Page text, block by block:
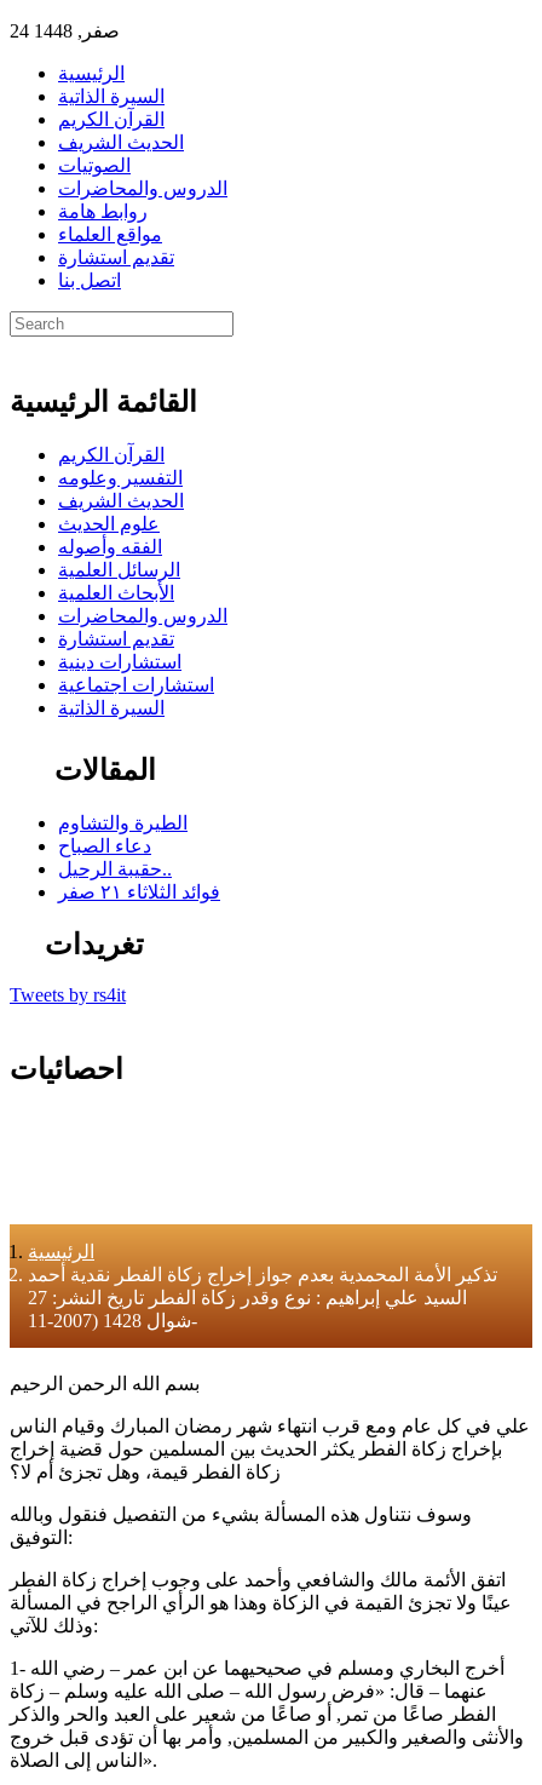
24 صفر, 1448
الرئيسية
السيرة الذاتية
القرآن الكريم
الحديث الشريف
الصوتيات
الدروس والمحاضرات
روابط هامة
مواقع العلماء
تقديم استشارة
اتصل بنا
القائمة الرئيسية
القرآن الكريم
التفسير وعلومه
الحديث الشريف
علوم الحديث
الفقه وأصوله
الرسائل العلمية
الأبحاث العلمية
الدروس والمحاضرات
تقديم استشارة
استشارات دينية
استشارات اجتماعية
السيرة الذاتية
المقالات
الطيرة والتشاوم
دعاء الصباح
حقيبة الرحيل..
فوائد الثلاثاء ٢١ صفر
تغريدات
Tweets by rs4it
احصائيات
الرئيسية
تذكير الأمة المحمدية بعدم جواز إخراج زكاة الفطر نقدية أحمد
السيد علي إبراهيم : نوع وقدر زكاة الفطر تاريخ النشر: 27
شوال 1428 (2007-11-
بسم الله الرحمن الرحيم
علي في كل عام ومع قرب انتهاء شهر رمضان المبارك وقيام الناس
بإخراج زكاة الفطر يكثر الحديث بين المسلمين حول قضية إخراج
زكاة الفطر قيمة، وهل تجزئ أم لا؟
وسوف نتناول هذه المسألة بشيء من التفصيل فنقول وبالله
التوفيق:
اتفق الأئمة مالك والشافعي وأحمد على وجوب إخراج زكاة الفطر
عينًا ولا تجزئ القيمة في الزكاة وهذا هو الرأي الراجح في المسألة
وذلك للآتي:
1- أخرج البخاري ومسلم في صحيحيهما عن ابن عمر – رضي الله
عنهما – قال: «فرض رسول الله – صلى الله عليه وسلم – زكاة
الفطر صاعًا من تمر, أو صاعًا من شعير على العبد والحر والذكر
والأنثى والصغير والكبير من المسلمين, وأمر بها أن تؤدى قبل خروج
الناس إلى الصلاة».